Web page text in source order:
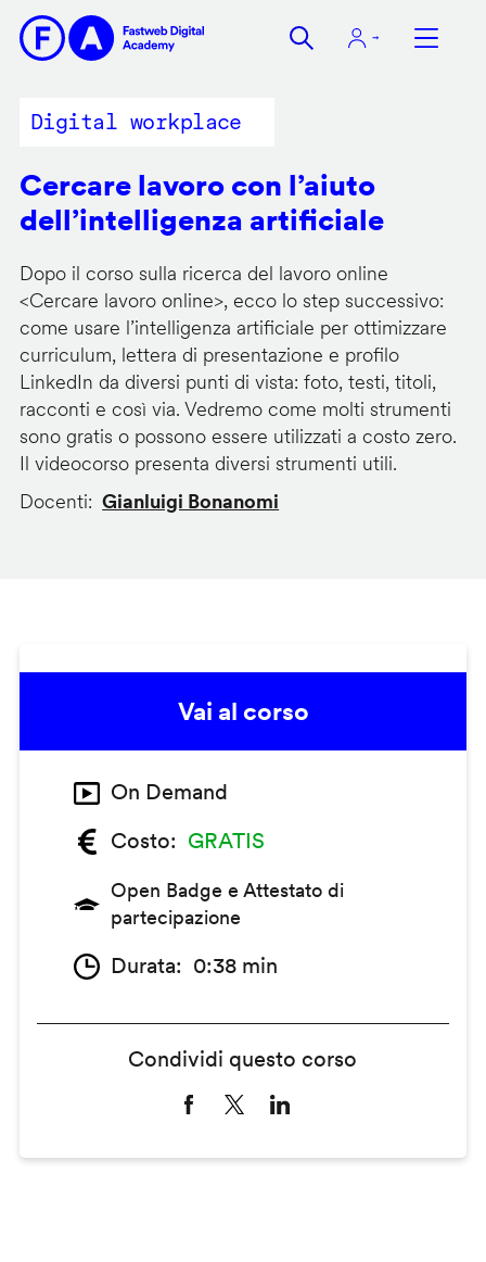
contenuto
Digital workplace
Cercare lavoro con l’aiuto
dell’intelligenza artificiale
Dopo il corso sulla ricerca del lavoro online
<Cercare lavoro online>, ecco lo step successivo:
come usare l’intelligenza artificiale per ottimizzare
curriculum, lettera di presentazione e profilo
LinkedIn da diversi punti di vista: foto, testi, titoli,
racconti e così via. Vedremo come molti strumenti
sono gratis o possono essere utilizzati a costo zero.
Il videocorso presenta diversi strumenti utili.
Docenti
Gianluigi Bonanomi
Vai al corso
On Demand
Costo
GRATIS
Open Badge e Attestato di
partecipazione
Durata 0:38 min
Condividi questo corso